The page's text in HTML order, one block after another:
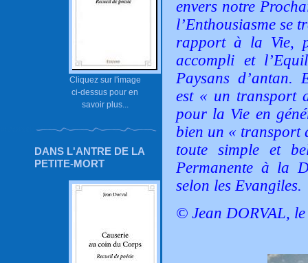
Cliquez sur l'image
ci-dessus pour en
savoir plus...
DANS L'ANTRE DE LA
PETITE-MORT
envers notre
l’Enthousiasme se
rapport à la Vie,
accompli et
Paysans d’antan.
est « un transport
pour la Vie en
bien un « transport
toute simple et
Permanente à la
selon les Evangiles.
© Jean DORVAL,